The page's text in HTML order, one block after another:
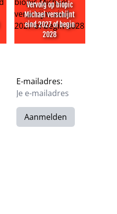
Vervolg op biopic
Michael verschijnt
eind 2027 of begin
2028
E-mailadres:
Aanmelden